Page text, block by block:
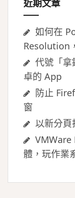
近期文章
如何在
Resolution
代號「
卓的 App
防止
窗
以新分頁
VMWare
體，玩作業